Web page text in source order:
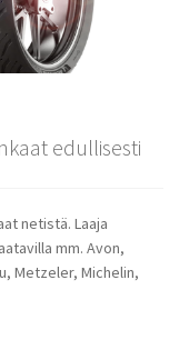
edullisesti
netistä. Laaja
mm. Avon,
Metzeler, Michelin,